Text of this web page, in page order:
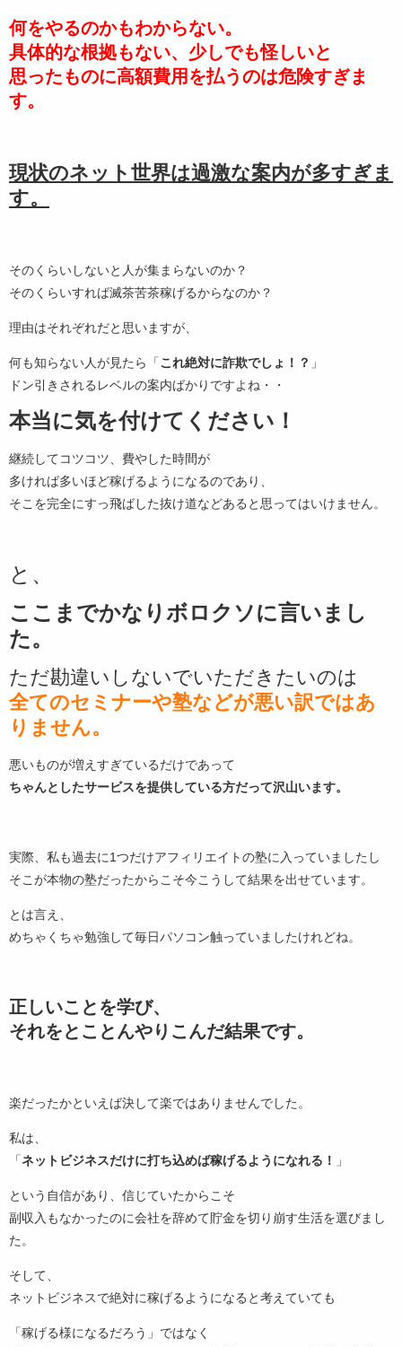
何をやるのかもわからない。
具体的な根拠もない、少しでも怪しいと
思ったものに高額費用を払うのは危険すぎま
す。
現状のネット世界は過激な案内が多すぎま
す。
そのくらいしないと人が集まらないのか？
そのくらいすれば滅茶苦茶稼げるからなのか？
理由はそれぞれだと思いますが、
何も知らない人が見たら「 これ絶対に詐欺でしょ！？ 」
ドン引きされるレベルの案内ばかりですよね・・
本当に気を付けてください！
継続してコツコツ、費やした時間が
多ければ多いほど稼げるようになるのであり、
そこを完全にすっ飛ばした抜け道などあると思ってはいけません。
と、
ここまでかなりボロクソに言いまし
た。
ただ勘違いしないでいただきたいのは
全てのセミナーや塾などが悪い訳ではあ
りません。
悪いものが増えすぎているだけであって
ちゃんとしたサービスを提供している方だって沢山います。
実際、私も過去に1つだけアフィリエイトの塾に入っていましたし
そこが本物の塾だったからこそ今こうして結果を出せています。
とは言え、
めちゃくちゃ勉強して毎日パソコン触っていましたけれどね。
正しいことを学び、
それをとことんやりこんだ結果です。
楽だったかといえば決して楽ではありませんでした。
私は、
「ネットビジネスだけに打ち込めば稼げるようになれる！ 」
という自信があり、信じていたからこそ
副収入もなかったのに会社を辞めて貯金を切り崩す生活を選びまし
た。
そして、
ネットビジネスで絶対に稼げるようになると考えていても
「稼げる様になるだろう」ではなく